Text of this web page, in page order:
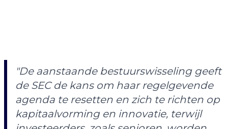
"De aanstaande bestuurswisseling geeft
de SEC de kans om haar regelgevende
agenda te resetten en zich te richten op
kapitaalvorming en innovatie, terwijl